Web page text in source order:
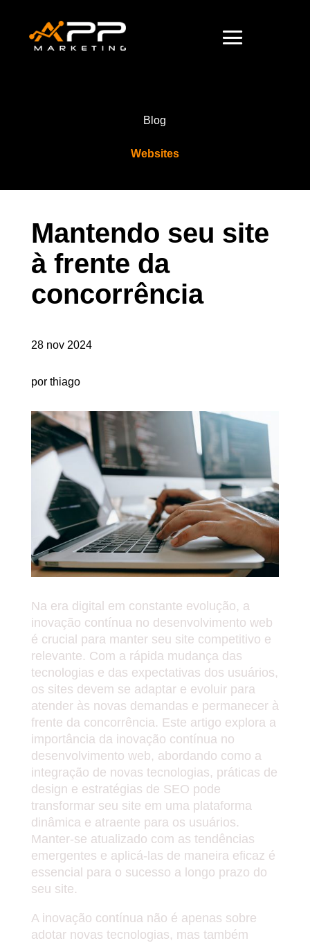
Blog
Websites
Mantendo seu site
à frente da
concorrência
28 nov 2024
por thiago
Na era digital em constante evolução, a
inovação contínua no desenvolvimento web
é crucial para manter seu site competitivo e
relevante. Com a rápida mudança das
tecnologias e das expectativas dos usuários,
os sites devem se adaptar e evoluir para
atender às novas demandas e permanecer à
frente da concorrência. Este artigo explora a
importância da inovação contínua no
desenvolvimento web, abordando como a
integração de novas tecnologias, práticas de
design e estratégias de SEO pode
transformar seu site em uma plataforma
dinâmica e atraente para os usuários.
Manter-se atualizado com as tendências
emergentes e aplicá-las de maneira eficaz é
essencial para o sucesso a longo prazo do
seu site.
A inovação contínua não é apenas sobre
adotar novas tecnologias, mas também